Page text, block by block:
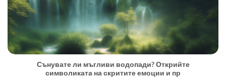
Сънувате ли мъгливи водопади? Открийте
символиката на скритите емоции и пр